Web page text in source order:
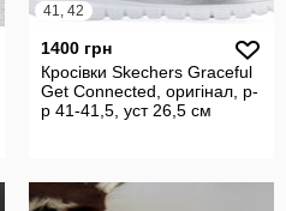
41, 42
1400 грн
Кросівки Skechers Graceful
Get Connected, оригінал, р-
р 41-41,5, уст 26,5 см